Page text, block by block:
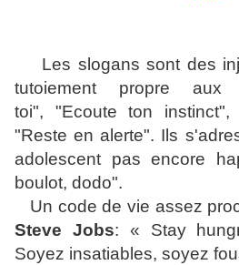
Les slogans sont des
tutoiement propre
toi", "Ecoute ton
"Reste en alerte". Ils
adolescent pas encore
boulot, dodo".
Un code de vie assez
Steve Jobs: « Stay
Soyez insatiables, soyez